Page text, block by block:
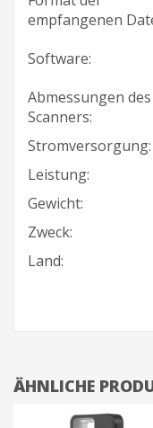
empfangenen
Software:
Abmessungen des
Scanners:
Stromversorgung:
Leistung:
Gewicht:
Zweck:
Land:
ÄHNLICHE